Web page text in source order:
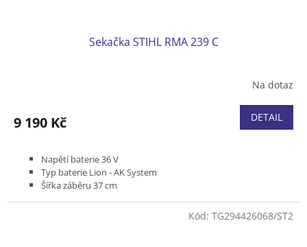
Sekačka STIHL RMA 239 C
Na dotaz
9 190 Kč DETAIL
Napětí baterie 36 V
Typ baterie Lion - AK System
Šířka záběru 37 cm
Kód: TG294426068/ST2